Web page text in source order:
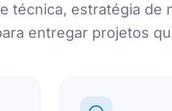
técnica, estratégia
entregar projetos